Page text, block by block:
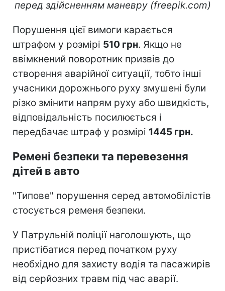
перед здійсненням маневру (freepik.com)
Порушення цієї вимоги карається
штрафом у розмірі 510 грн. Якщо не
ввімкнений поворотник призвів до
створення аварійної ситуації, тобто інші
учасники дорожнього руху змушені були
різко змінити напрям руху або швидкість,
відповідальність посилюється і
передбачає штраф у розмірі 1445 грн.
Ремені безпеки та перевезення
дітей в авто
"Типове" порушення серед автомобілістів
стосується ременя безпеки.
У Патрульній поліції наголошують, що
пристібатися перед початком руху
необхідно для захисту водія та пасажирів
від серйозних травм під час аварії.